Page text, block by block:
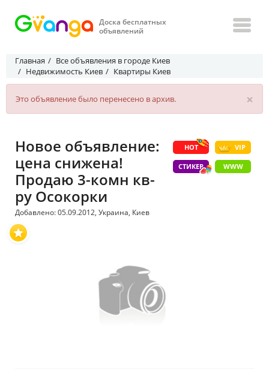
Доска бесплатных
объявлений
Главная
Все объявления в городе Киев
Недвижимость Киев
Квартиры Киев
×
Это объявление было перенесено в архив.
HOT VIP
СТИКЕР WWW
Новое объявление:
цена снижена!
Продаю 3-комн кв-
ру Осокорки
Добавлено: 05.09.2012, Украина, Киев